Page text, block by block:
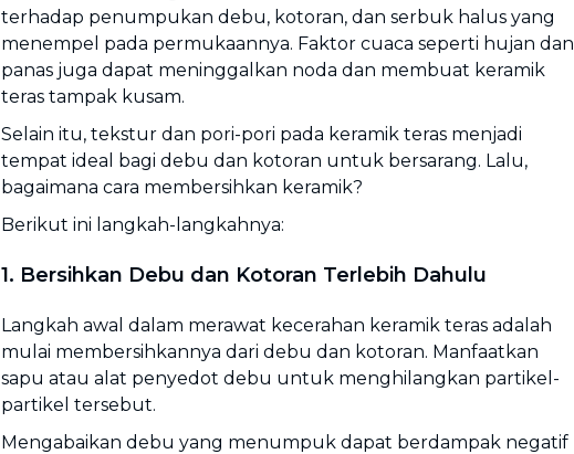
terhadap penumpukan debu, kotoran, dan serbuk halus yang
menempel pada permukaannya. Faktor cuaca seperti hujan dan
panas juga dapat meninggalkan noda dan membuat keramik
teras tampak kusam.
Selain itu, tekstur dan pori-pori pada keramik teras menjadi
tempat ideal bagi debu dan kotoran untuk bersarang. Lalu,
bagaimana cara membersihkan keramik?
Berikut ini langkah-langkahnya:
1. Bersihkan Debu dan Kotoran Terlebih Dahulu
Langkah awal dalam merawat kecerahan keramik teras adalah
mulai membersihkannya dari debu dan kotoran. Manfaatkan
sapu atau alat penyedot debu untuk menghilangkan partikel-
partikel tersebut.
Mengabaikan debu yang menumpuk dapat berdampak negatif